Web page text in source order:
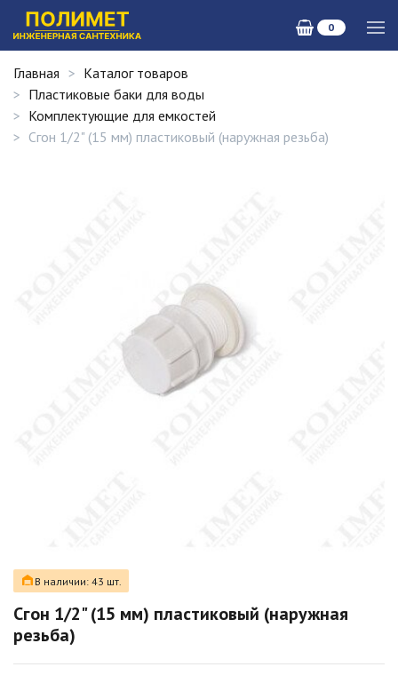
0
Главная
Каталог товаров
Пластиковые баки для воды
Комплектующие для емкостей
Сгон 1/2" (15 мм) пластиковый (наружная резьба)
В наличии: 43 шт.
Сгон 1/2" (15 мм) пластиковый (наружная
резьба)